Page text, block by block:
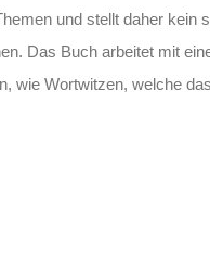
und stellt daher
Das Buch arbeitet mit
wie Wortwitzen, welche